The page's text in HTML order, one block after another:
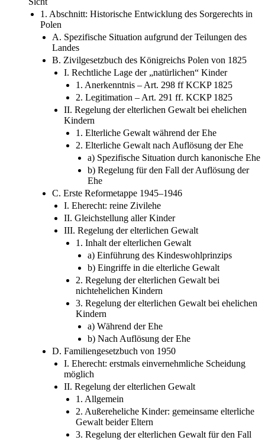
Zweiter Teil: Sorgerecht in Polen aus rechtsvergleichender
Sicht
1. Abschnitt: Historische Entwicklung des Sorgerechts in
Polen
A. Spezifische Situation aufgrund der Teilungen des
Landes
B. Zivilgesetzbuch des Königreichs Polen von 1825
I. Rechtliche Lage der „natürlichen“ Kinder
1. Anerkenntnis – Art. 298 ff KCKP 1825
2. Legitimation – Art. 291 ff. KCKP 1825
II. Regelung der elterlichen Gewalt bei ehelichen
Kindern
1. Elterliche Gewalt während der Ehe
2. Elterliche Gewalt nach Auflösung der Ehe
a) Spezifische Situation durch kanonische Ehe
b) Regelung für den Fall der Auflösung der
Ehe
C. Erste Reformetappe 1945–1946
I. Eherecht: reine Zivilehe
II. Gleichstellung aller Kinder
III. Regelung der elterlichen Gewalt
1. Inhalt der elterlichen Gewalt
a) Einführung des Kindeswohlprinzips
b) Eingriffe in die elterliche Gewalt
2. Regelung der elterlichen Gewalt bei
nichtehelichen Kindern
3. Regelung der elterlichen Gewalt bei ehelichen
Kindern
a) Während der Ehe
b) Nach Auflösung der Ehe
D. Familiengesetzbuch von 1950
I. Eherecht: erstmals einvernehmliche Scheidung
möglich
II. Regelung der elterlichen Gewalt
1. Allgemein
2. Außereheliche Kinder: gemeinsame elterliche